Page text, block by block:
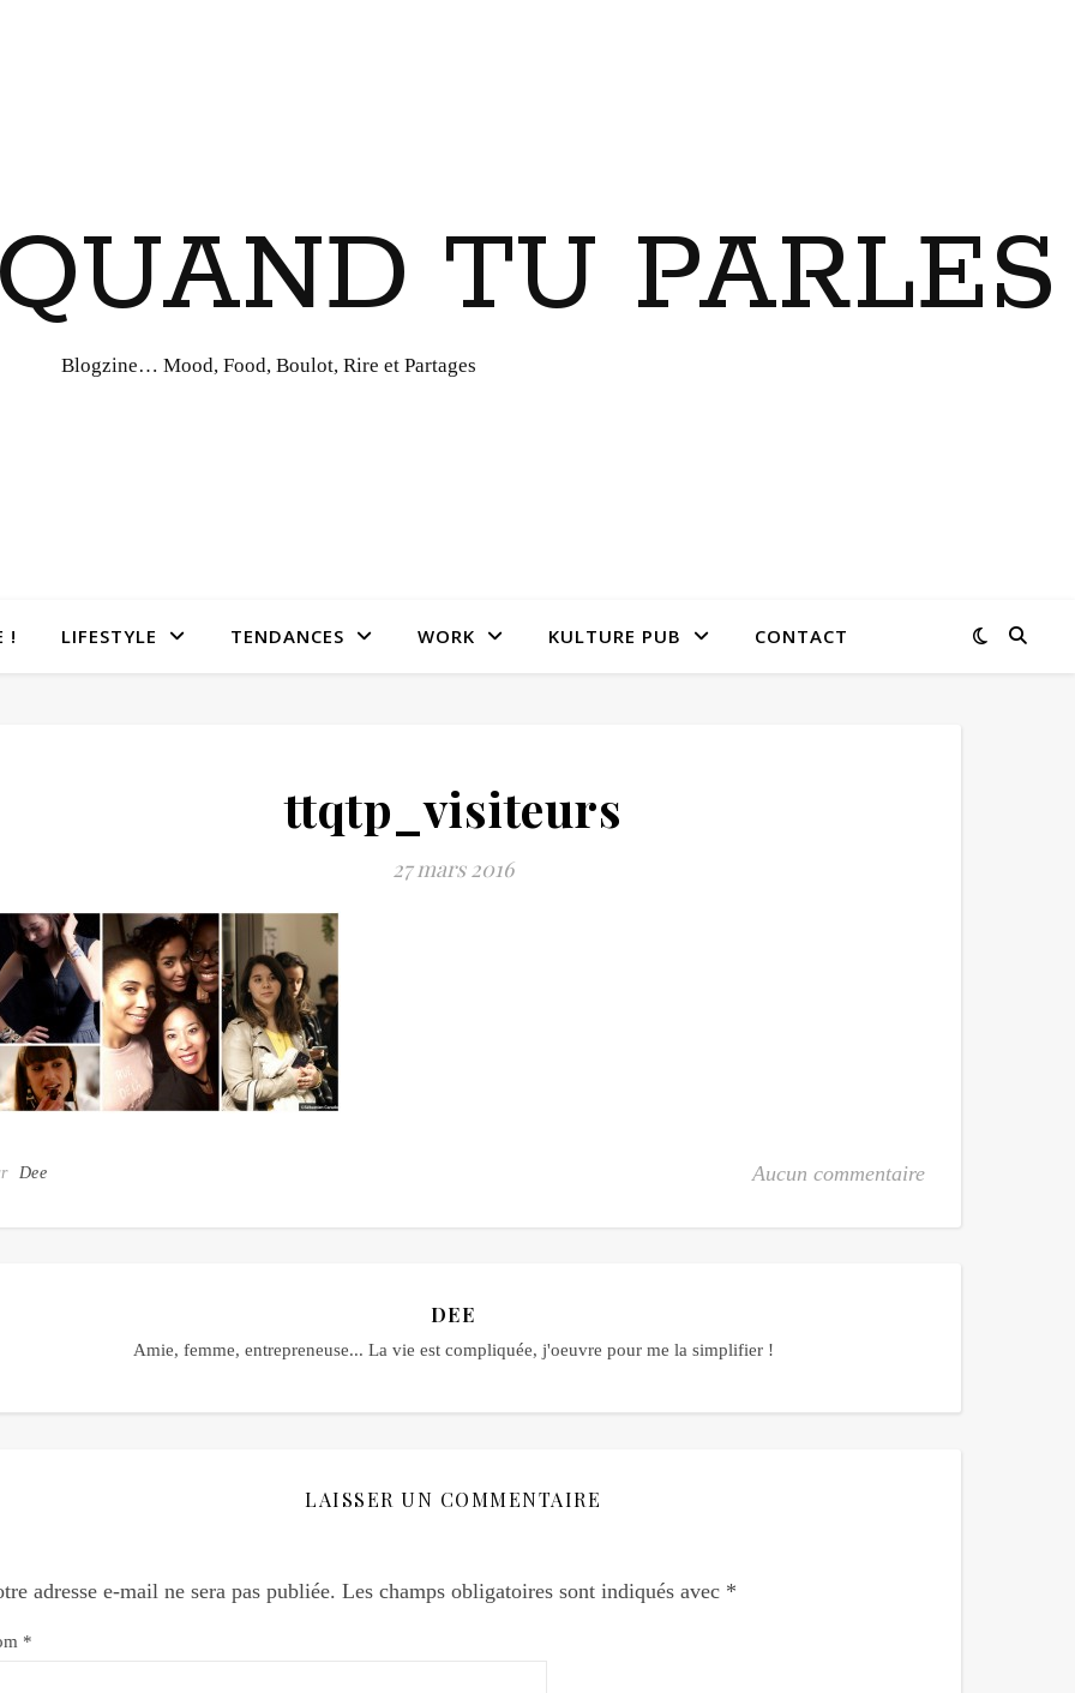
TU PARLES
Blogzine… Mood, Food, Boulot, Rire et Partages
! LIFESTYLE TENDANCES WORK KULTURE PUB CONTACT
ttqtp_visiteurs
27 mars 2016
Dee Aucun commentaire
DEE
Amie, femme, entrepreneuse... La vie est compliquée, j'oeuvre pour me la simplifier !
LAISSER UN COMMENTAIRE
adresse e-mail ne sera pas publiée. Les champs obligatoires sont indiqués avec *
*